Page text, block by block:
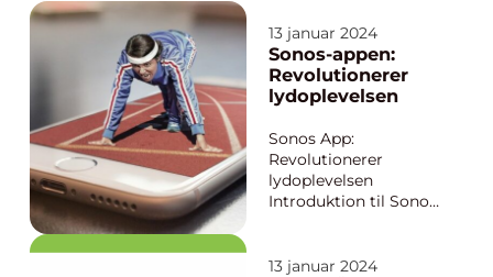
endnu mere bekvemt
for den moderne
rejsende. Rejsekortet
er et elektronisk
bruges til offentlig
transport i Danmark,...
13 januar 2024
Sonos-appen:
Revolutionerer
lydoplevelsen
Sonos App:
Revolutionerer
lydoplevelsen
Introduktion til Sonos
brugervenlig
13 januar 2024